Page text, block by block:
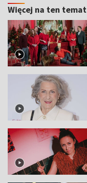
Więcej na ten temat